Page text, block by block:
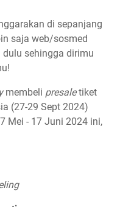
di sepanjang
saja web/sosmed
sehingga dirimu
membeli presaletiket
(27-29 Sept 2024)
Mei - 17 Juni 2024 ini,